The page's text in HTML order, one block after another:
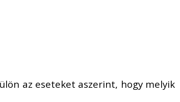
az eseteket aszerint, hogy melyik